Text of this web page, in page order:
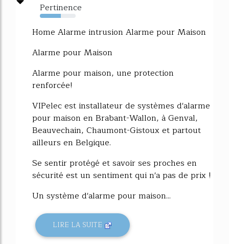
Pertinence
59%
Home Alarme intrusion Alarme pour Maison
Alarme pour Maison
Alarme pour maison, une protection
renforcée!
VIPelec est installateur de systèmes d'alarme
pour maison en Brabant-Wallon, à Genval,
Beauvechain, Chaumont-Gistoux et partout
ailleurs en Belgique.
Se sentir protégé et savoir ses proches en
sécurité est un sentiment qui n'a pas de prix !
Un système d'alarme pour maison...
LIRE LA SUITE